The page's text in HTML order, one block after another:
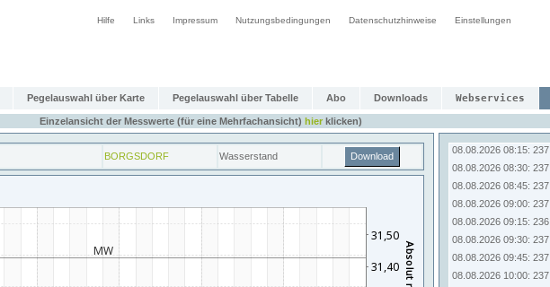
Hilfe Links Impressum Nutzungsbedingungen Datenschutzhinweise Einstellungen
Pegelauswahl über Karte Pegelauswahl über Tabelle Abo Downloads Webservices
Einzelansicht der Messwerte (für eine Mehrfachansicht) hierklicken)
BORGSDORF Wasserstand Download
08.08.2026 06:30: 237
08.08.2026 07:30: 238
08.08.2026 07:45: 238
08.08.2026 08:00: 237
08.08.2026 08:15: 237
08.08.2026 08:30: 237
08.08.2026 08:45: 237
08.08.2026 09:00: 237
08.08.2026 09:15: 236
08.08.2026 09:30: 237
08.08.2026 09:45: 237
08.08.2026 10:00: 237